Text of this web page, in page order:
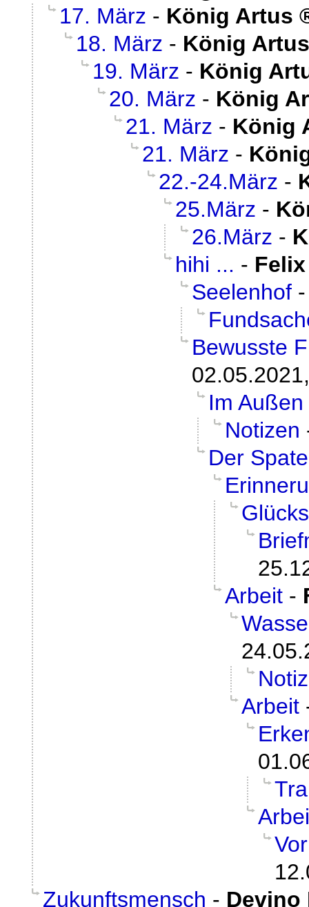
17. März - König Artus
18. März - König Artus
19. März - König
20. März - König
21. März - König
21. März -
22.-24.März -
25.März -
26.März -
hihi ... - Felix
Seelenhof
Bewusste
Im Außen
Notizen
Der
Arbeit -
Arbeit
Zukunftsmensch - Devino